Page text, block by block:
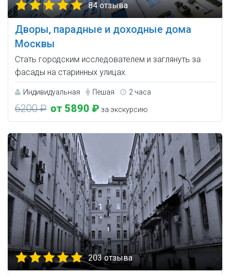
84 отзыва
Дворы, парадные и доходные дома
Москвы
Стать городским исследователем и заглянуть за
фасады на старинных улицах.
Индивидуальная Пешая 2 часа
6200 ₽ от 5890 ₽ за экскурсию
203 отзыва